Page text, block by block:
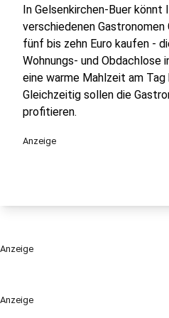
Anzeige
In Gelsenkirchen-Buer könnt
verschiedenen
fünf bis zehn Euro kaufen -
Wohnungs- und Obdachlose
eine warme Mahlzeit am Tag
Gleichzeitig sollen die
profitieren.
Anzeige
Anzeige